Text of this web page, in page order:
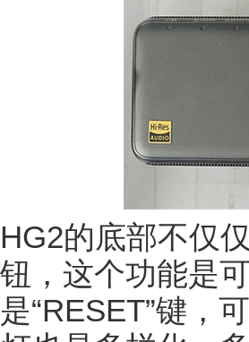
HG2的底部不仅
钮，这个功能是
是“RESET”键，